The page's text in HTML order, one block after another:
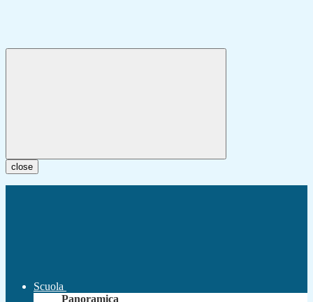
close
Scuola
Panoramica